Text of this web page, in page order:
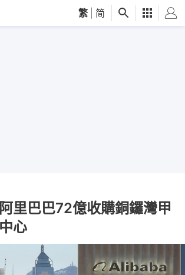
繁 简
里巴巴72億收購銅鑼灣甲
心